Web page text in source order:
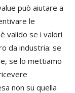
può aiutare a
le
valido se i valori
da industria: se
se lo mettiamo
non su quella